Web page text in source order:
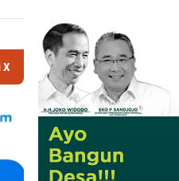
M.M.; Sosok Bahlil